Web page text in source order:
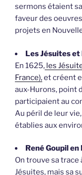
sermons étaient
faveur des
projets en
Les Jésuites
En 1625, les
France),et créent
aux-Hurons, point
participaient au
Au péril de leur
établies aux
René Goupil
On trouve sa trace
Jésuites, mais sa